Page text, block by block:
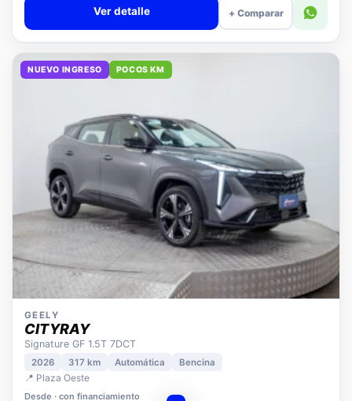
+ Comparar
GEELY
CITYRAY
Signature GF 1.5T 7DCT
2026 317 km
📍 Plaza Oeste